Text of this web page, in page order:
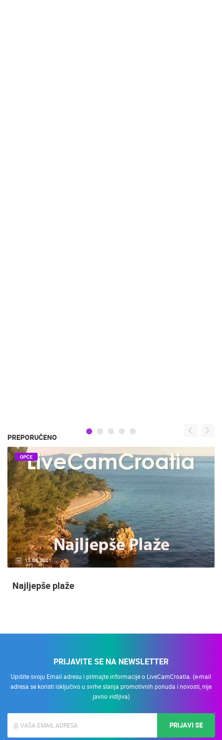
PREPORUČENO
15.06.2021.
OPĆE
Najljepše plaže
PRIJAVITE SE NA NEWSLETTER
Upišite svoju Email adresu i primajte informacije o LiveCamCroatia. (e-mail
adresa se koristi isključivo u svrhe slanja promotivnih ponuda i novosti, nije
javno vidljiva)
PRIJAVI SE